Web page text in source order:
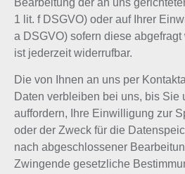
1 lit. f DSGVO) oder auf Ihrer
a DSGVO) sofern diese
ist jederzeit widerrufbar.
Die von Ihnen an uns per
Daten verbleiben bei uns, bis Sie
auffordern, Ihre Einwilligung zur
oder der Zweck für die
nach abgeschlossener
Zwingende gesetzliche